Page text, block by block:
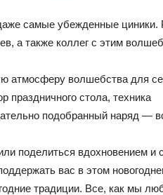
самые убежденные циники.
а также коллег с этим
атмосферу волшебства для
стола, техника
подобранный наряд —
поделиться вдохновением и
вас в этом
традиции. Все, как мы